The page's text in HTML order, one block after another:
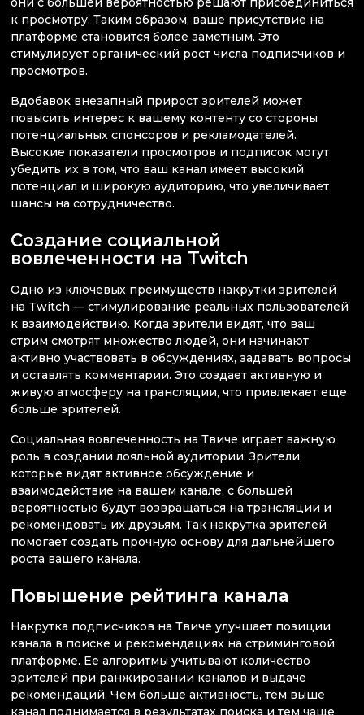
к просмотру. Таким образом, ваше присутствие на
платформе становится более заметным. Это
стимулирует органический рост числа подписчиков и
просмотров.
Вдобавок внезапный прирост зрителей может
повысить интерес к вашему контенту со стороны
потенциальных спонсоров и рекламодателей.
Высокие показатели просмотров и подписок могут
убедить их в том, что ваш канал имеет высокий
потенциал и широкую аудиторию, что увеличивает
шансы на сотрудничество.
Создание социальной
вовлеченности на Twitch
Одно из ключевых преимуществ накрутки зрителей
на Twitch — стимулирование реальных пользователей
к взаимодействию. Когда зрители видят, что ваш
стрим смотрят множество людей, они начинают
активно участвовать в обсуждениях, задавать вопросы
и оставлять комментарии. Это создает активную и
живую атмосферу на трансляции, что привлекает еще
больше зрителей.
Социальная вовлеченность на Твиче играет важную
роль в создании лояльной аудитории. Зрители,
которые видят активное обсуждение и
взаимодействие на вашем канале, с большей
вероятностью будут возвращаться на трансляции и
рекомендовать их друзьям. Так накрутка зрителей
помогает создать прочную основу для дальнейшего
роста вашего канала.
Повышение рейтинга канала
Накрутка подписчиков на Твиче улучшает позиции
канала в поиске и рекомендациях на стриминговой
платформе. Ее алгоритмы учитывают количество
зрителей при ранжировании каналов и выдаче
рекомендаций. Чем больше активность, тем выше